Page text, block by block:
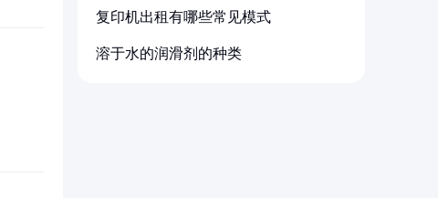
复印机出租有哪些常见模式
溶于水的润滑剂的种类